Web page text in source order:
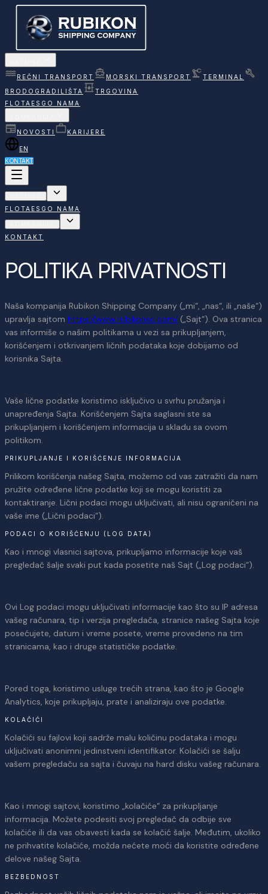
REČNI TRANSPORT MORSKI TRANSPORT
TERMINAL
BRODOGRADILIŠTA
TRGOVINA
FLOTA ESG O NAMA
NOVOSTI KARIJERE
EN
KONTAKT
FLOTA ESG O NAMA
KONTAKT
POLITIKA PRIVATNOSTI
Naša kompanija Rubikon Shipping Company („mi“, „nas“, ili „naše“)
upravlja sajtom https://www.rubikonsc.com/ („Sajt“). Ova stranica
vas informiše o našim politikama u vezi sa prikupljanjem,
korišćenjem i otkrivanjem ličnih podataka koje dobijamo od
korisnika Sajta.
Vaše lične podatke koristimo isključivo u svrhu pružanja i
unapređenja Sajta. Korišćenjem Sajta saglasni ste sa
prikupljanjem i korišćenjem informacija u skladu sa ovom
politikom.
PRIKUPLJANJE I KORIŠĆENJE INFORMACIJA
Prilikom korišćenja našeg Sajta, možemo od vas zatražiti da nam
pružite određene lične podatke koji se mogu koristiti za
kontaktiranje. Lični podaci mogu uključivati, ali nisu ograničeni na
vaše ime („Lični podaci“).
PODACI O KORIŠĆENJU (LOG DATA)
Kao i mnogi vlasnici sajtova, prikupljamo informacije koje vaš
pregledač šalje svaki put kada posetite naš Sajt („Log podaci“).
Ovi Log podaci mogu uključivati informacije kao što su IP adresa
vašeg računara, tip i verzija pregledača, stranice našeg Sajta koje
posećujete, datum i vreme posete, vreme provedeno na tim
stranicama, kao i druge statističke podatke.
Pored toga, koristimo usluge trećih strana, kao što je Google
Analytics, koje prikupljaju, prate i analiziraju ove podatke.
KOLAČIĆI
Kolačići su fajlovi koji sadrže malu količinu podataka i mogu
uključivati anonimni jedinstveni identifikator. Kolačići se šalju
vašem pregledaču sa sajta i čuvaju na hard disku vašeg računara.
Kao i mnogi sajtovi, koristimo „kolačiće“ za prikupljanje
informacija. Možete podesiti svoj pregledač da odbije sve
kolačiće ili da vas obavesti kada se kolačić šalje. Međutim, ukoliko
ne prihvatite kolačiće, možda nećete moći da koristite određene
delove našeg Sajta.
BEZBEDNOST